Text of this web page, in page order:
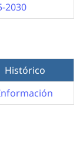
2030
Histórico